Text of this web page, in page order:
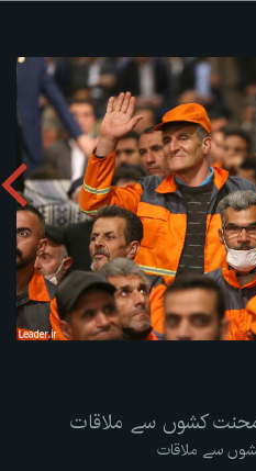
کشوں سے ملاقات
تصویری البم دریافت کریں:zip
محنت کشوں سے ملاقات
سے ملاقات